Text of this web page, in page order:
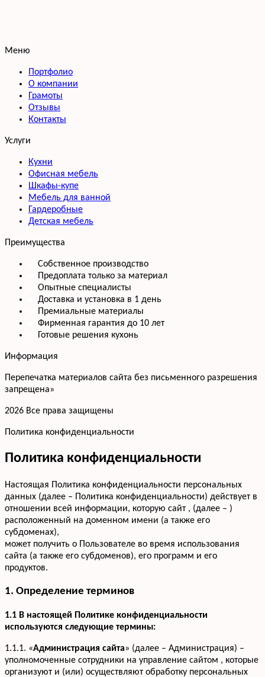
Меню
Портфолио
О компании
Грамоты
Отзывы
Контакты
Услуги
Кухни
Офисная мебель
Шкафы-купе
Мебель для ванной
Гардеробные
Детская мебель
Преимущества
Собственное производство
Предоплата только за материал
Опытные специалисты
Доставка и установка в 1 день
Премиальные материалы
Фирменная гарантия до 10 лет
Готовые решения кухонь
Информация
Перепечатка материалов сайта без письменного разрешения
запрещена»
2026 Все права защищены
Политика конфиденциальности
Политика конфиденциальности
Настоящая Политика конфиденциальности персональных
данных (далее – Политика конфиденциальности) действует в
отношении всей информации, которую сайт , (далее – )
расположенный на доменном имени (а также его
субдоменах),
может получить о Пользователе во время использования
сайта (а также его субдоменов), его программ и его
продуктов.
1. Определение терминов
1.1 В настоящей Политике конфиденциальности
используются следующие термины:
1.1.1. «Администрация сайта» (далее – Администрация) –
уполномоченные сотрудники на управление сайтом , которые
организуют и (или) осуществляют обработку персональных